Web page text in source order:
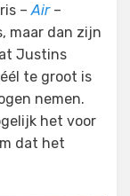
–Air–
maar dan zijn
Justins
te groot is
nemen.
het voor
dat het